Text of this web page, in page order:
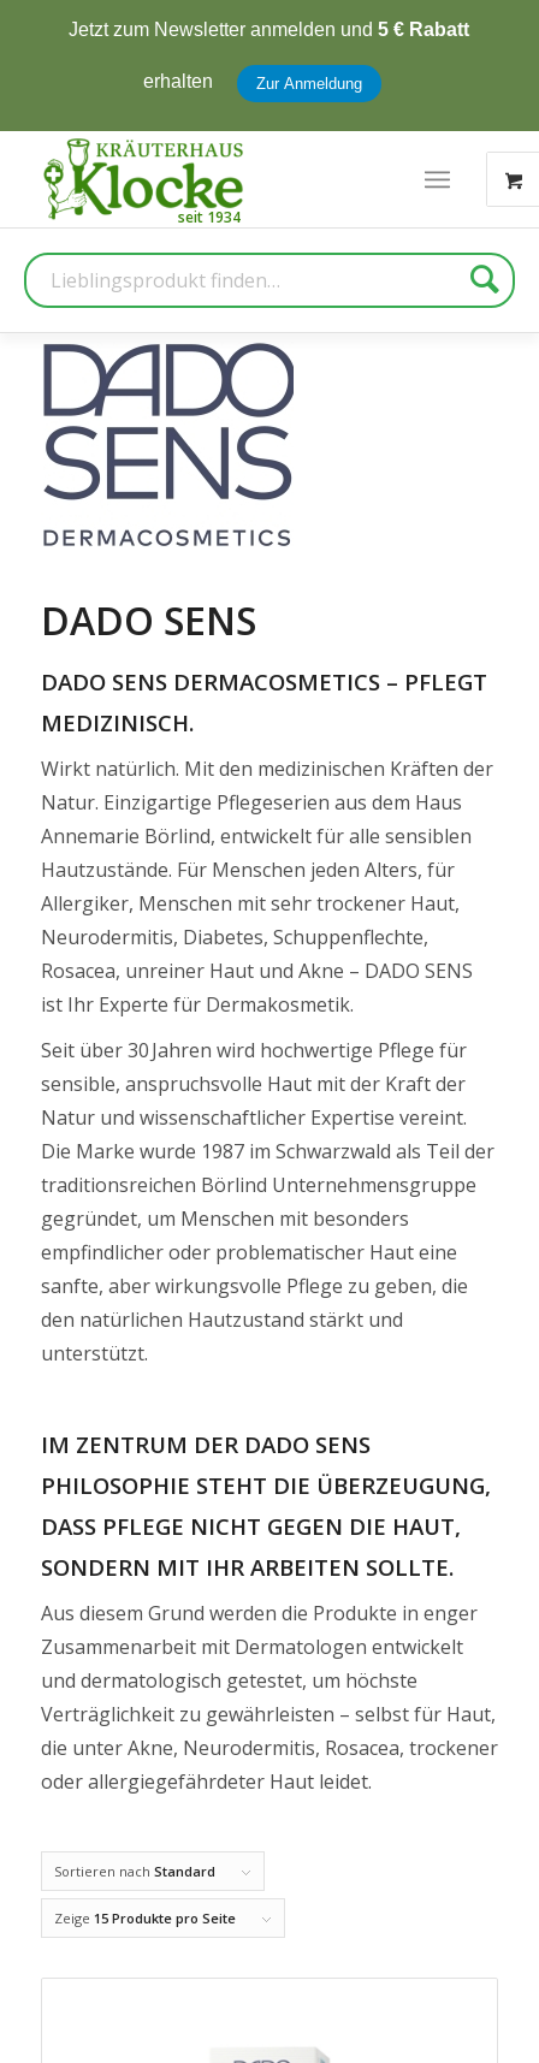
Jetzt zum Newsletter anmelden und5 € Rabatt
erhalten Zur Anmeldung
Suche
DADO SENS
DADO SENS DERMACOSMETICS – PFLEGT
MEDIZINISCH.
Wirkt natürlich. Mit den medizinischen Kräften der
Natur. Einzigartige Pflegeserien aus dem Haus
Annemarie Börlind, entwickelt für alle sensiblen
Hautzustände. Für Menschen jeden Alters, für
Allergiker, Menschen mit sehr trockener Haut,
Neurodermitis, Diabetes, Schuppenflechte,
Rosacea, unreiner Haut und Akne – DADO SENS
ist Ihr Experte für Dermakosmetik.
Seit über 30 Jahren wird hochwertige Pflege für
sensible, anspruchsvolle Haut mit der Kraft der
Natur und wissenschaftlicher Expertise vereint.
Die Marke wurde 1987 im Schwarzwald als Teil der
traditionsreichen Börlind Unternehmensgruppe
gegründet, um Menschen mit besonders
empfindlicher oder problematischer Haut eine
sanfte, aber wirkungsvolle Pflege zu geben, die
den natürlichen Hautzustand stärkt und
unterstützt.
IM ZENTRUM DER DADO SENS
PHILOSOPHIE STEHT DIE ÜBERZEUGUNG,
DASS PFLEGE NICHT GEGEN DIE HAUT,
SONDERN MIT IHR ARBEITEN SOLLTE.
Aus diesem Grund werden die Produkte in enger
Zusammenarbeit mit Dermatologen entwickelt
und dermatologisch getestet, um höchste
Verträglichkeit zu gewährleisten – selbst für Haut,
die unter Akne, Neurodermitis, Rosacea, trockener
oder allergiegefährdeter Haut leidet.
Sortieren nach Standard
Zeige 15 Produkte pro Seite